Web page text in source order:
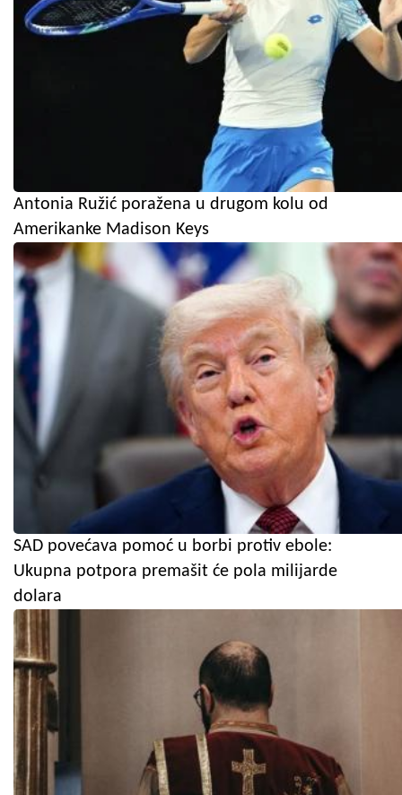
Antonia Ružić poražena u drugom kolu od
Amerikanke Madison Keys
SAD povećava pomoć u borbi protiv ebole:
Ukupna potpora premašit će pola milijarde
dolara